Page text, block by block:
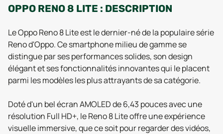
OPPO RENO 8 LITE : DESCRIPTION
Le Oppo Reno 8 Lite est le dernier-né de la populaire série
Reno d'Oppo. Ce smartphone milieu de gamme se
distingue par ses performances solides, son design
élégant et ses fonctionnalités innovantes qui le placent
parmi les modèles les plus attrayants de sa catégorie.
Doté d'un bel écran AMOLED de 6,43 pouces avec une
résolution Full HD+, le Reno 8 Lite offre une expérience
visuelle immersive, que ce soit pour regarder des vidéos,